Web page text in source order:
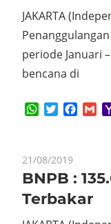
JAKARTA
periode Januari
bencana di
WhatsApp
Twitter
21/08/2019
BNPB :
Terbakar